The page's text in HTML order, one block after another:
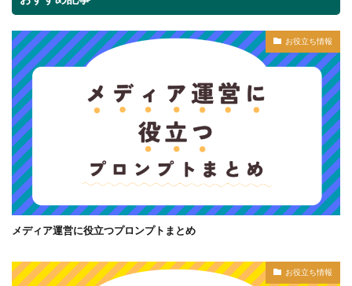
お役立ち情報
メディア運営に役立つプロンプトまとめ
お役立ち情報